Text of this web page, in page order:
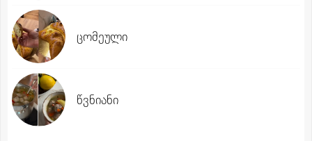
ცომეული
წვნიანი